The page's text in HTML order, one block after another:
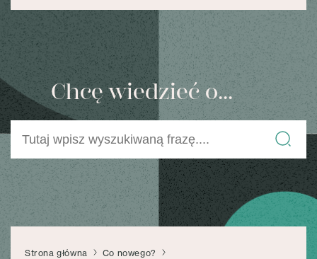
Chcę wiedzieć o...
Strona główna
Co nowego?